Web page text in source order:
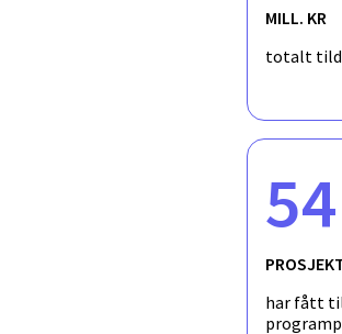
Synthetic Microbial Communities for the
MILL. KR
totalt
54
har fått